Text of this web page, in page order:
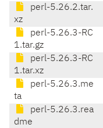
perl-5.26.2.tar.
xz
perl-5.26.3-RC
1.tar.gz
perl-5.26.3-RC
1.tar.xz
perl-5.26.3.me
ta
perl-5.26.3.rea
dme